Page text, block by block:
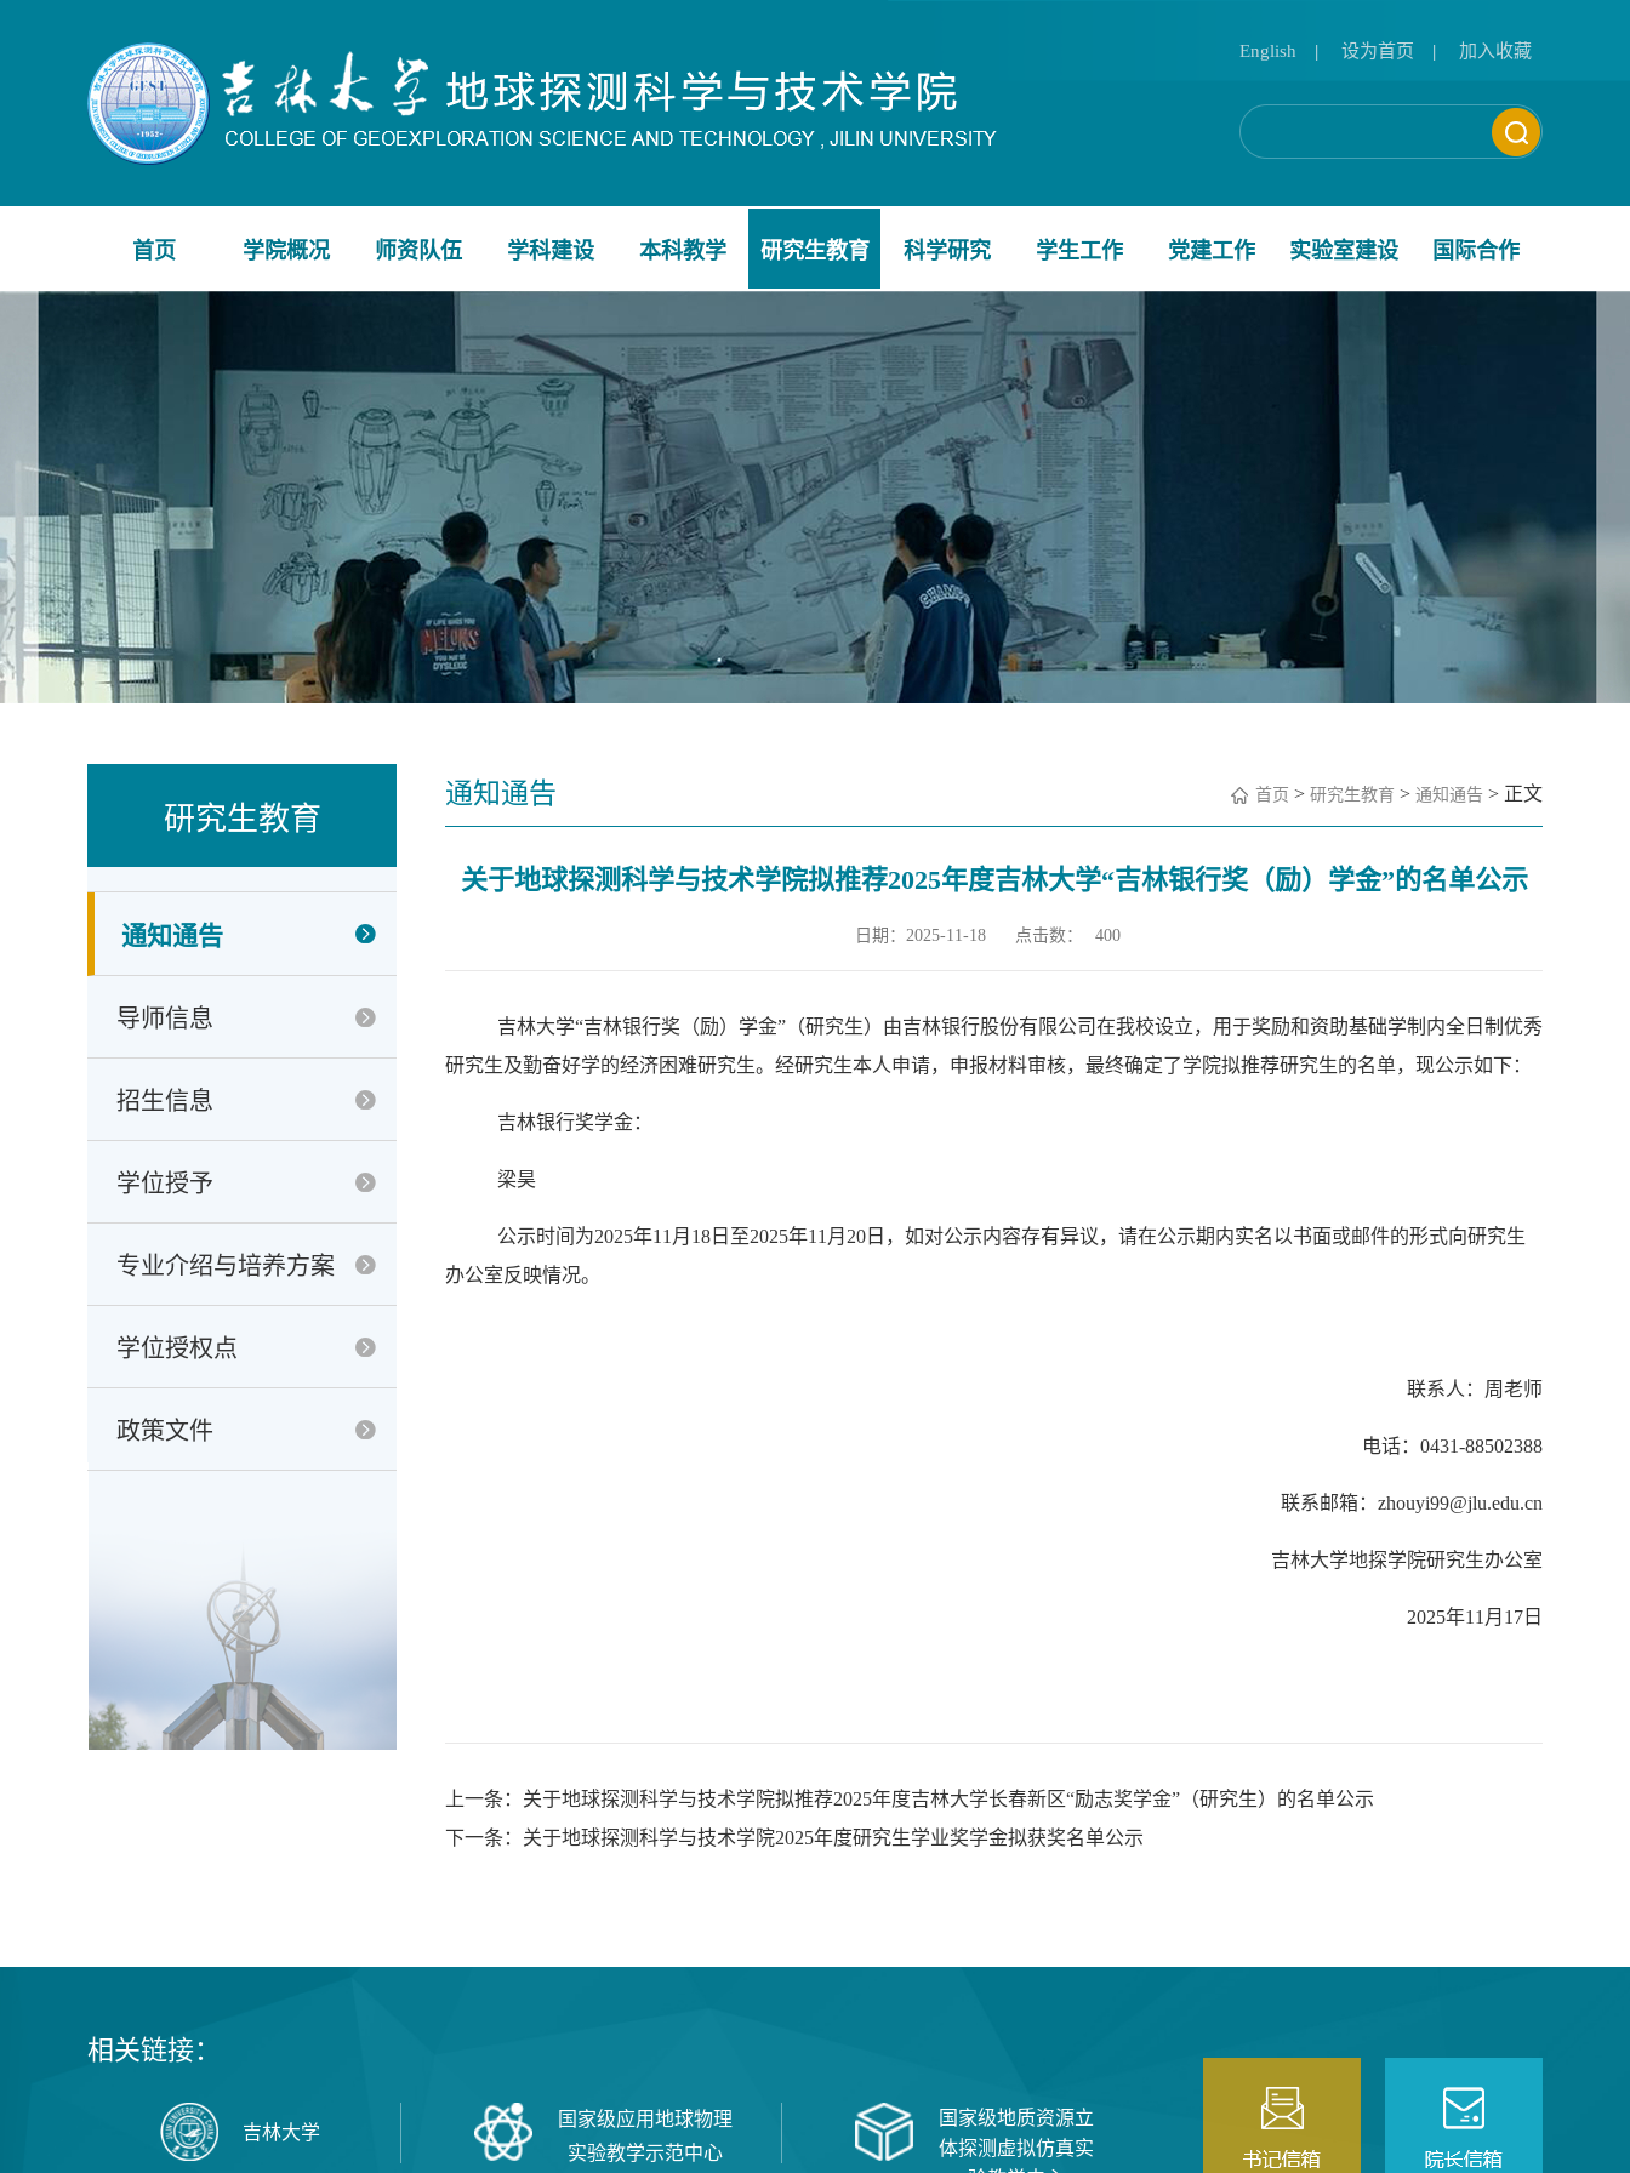
English | 设为首页 | 加入收藏
首页 学院概况 师资队伍 学科建设 本科教学 研究生教育 科学研究 学生工作 党建工作 实验室建设 国际合作
研究生教育
通知通告
导师信息
招生信息
学位授予
专业介绍与培养方案
学位授权点
政策文件
通知通告 首页 > 研究生教育 > 通知通告 > 正文
关于地球探测科学与技术学院拟推荐2025年度吉林大学“吉林银行奖（励）学金”的名单公示
日期：2025-11-18 点击数： 400
吉林大学“吉林银行奖（励）学金”（研究生）由吉林银行股份有限公司在我校设立，用于奖励和资助基础学制内全日制优秀
研究生及勤奋好学的经济困难研究生。经研究生本人申请，申报材料审核，最终确定了学院拟推荐研究生的名单，现公示如下：
吉林银行奖学金：
梁昊
公示时间为2025年11 月 18 日至2025年11 月 20 日，如对公示内容存有异议，请在公示期内实名以书面或邮件的形式向研究生
办公室反映情况。
联系人：周老师
电话： 0431-88502388
联系邮箱： zhouyi99@jlu.edu.cn
吉林大学地探学院研究生办公室
2025年11 月 17 日
上一条：关于地球探测科学与技术学院拟推荐2025年度吉林大学长春新区“励志奖学金”（研究生）的名单公示
下一条：关于地球探测科学与技术学院2025年度研究生学业奖学金拟获奖名单公示
相关链接：
吉林大学
国家级应用地球物理
实验教学示范中心
国家级地质资源立
体探测虚拟仿真实